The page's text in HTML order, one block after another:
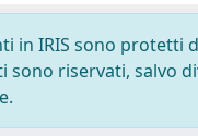
in IRIS sono protetti
riservati, salvo